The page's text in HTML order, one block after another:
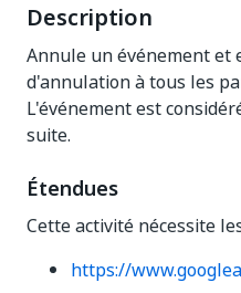
Description
Annule un événement et
d'annulation à tous les
L'événement est
suite.
Étendues
Cette activité nécessite
https://